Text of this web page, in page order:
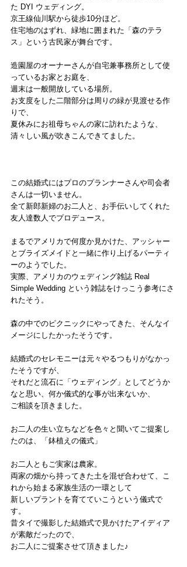
た DYI ウェディング。
京王線仙川駅から徒歩10分ほど。
住宅地のはずれ、緑地に囲まれた「森のテラ
ス」という古民家が舞台です。
造園屋のオーナーさんが自宅兼事務所として使
っているお家とお庭を、
週末は一般開放している場所。
お支度をした二階部分は周りの緑が見渡せる作
りで、
夏休みにお祖母ちゃんの家に訪れたような、
清々しい風が吹きこんできてました。
この結婚式にはプロのプランナーさんや司会者
さんは一切いません。
全て新郎新婦のお二人と、お手伝いしてくれた
友人達数人でプロデュース。
まるでアメリカで何度か見かけた、アッシャー
とブライズメイドと一緒に作り上げるパーティ
ーのようでした。
実際、アメリカのウェディング雑誌 Real
Simple Wedding という雑誌をけっこう参考にさ
れたそう。
森の中でのピクニックにやってきた、そんなイ
メージにしたかったそうです。
結婚式のセレモニーは元々やるつもりがなかっ
たそうですが、
それだと流石に「ウェディング」としてどうか
なと思い、何か儀式的な事が出来ないか、
ご相談を頂きました。
お二人の生い立ちなどを色々と聞いてご提案し
たのは、「鉢植えの儀式」
お二人ともご実家は農家。
両家の畑から持ってきた土を混ぜ合わせて、こ
れから始まる家族生活の一環として
新しいプラントを育てていこうという儀式で
す。
昔タイで撮影した結婚式で見かけたアイディア
が素敵だったので、
お二人にご提案させて頂きました♪